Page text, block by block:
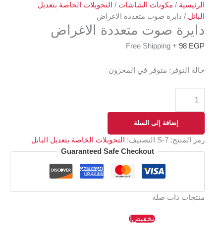
الرئيسية / مكونات الشاشات / التحويلات الخاصة بتعديل
البانل / دايرة صوت متعددة الاغراض
دايرة صوت متعددة الاغراض
98 EGP
+ Free Shipping
حالة التوفر: متوفر في المخزون
إضافة إلى السلة
رمز المنتج: S-7 التصنيف:
التحويلات الخاصة بتعديل البانل
Guaranteed Safe Checkout
منتجات ذات صلة
تخفيض!
السعر
الأصلي